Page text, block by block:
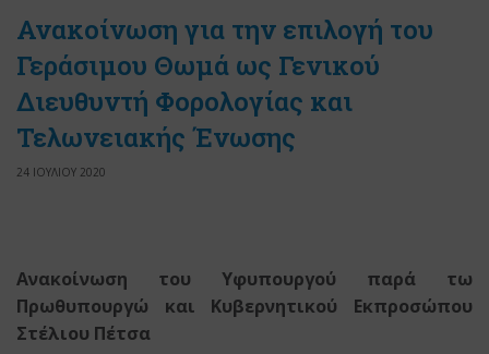
Ανακοίνωση για την επιλογή του
Γεράσιμου Θωμά ως Γενικού
Διευθυντή Φορολογίας και
Τελωνειακής Ένωσης
24 ΙΟΥΛΙΟΥ 2020
Ανακοίνωση του Υφυπουργού παρά τω
Πρωθυπουργώ και Κυβερνητικού Εκπροσώπου
Στέλιου Πέτσα